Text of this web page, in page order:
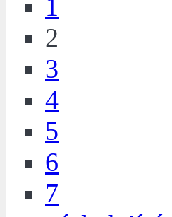
1
2
3
4
5
6
7